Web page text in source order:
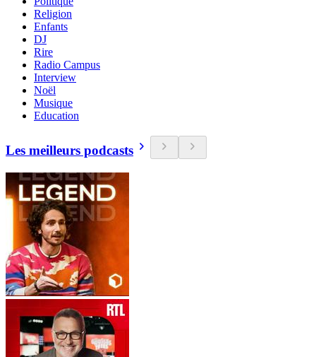
Religion
Enfants
DJ
Rire
Radio Campus
Interview
Noël
Musique
Education
Les meilleurs podcasts